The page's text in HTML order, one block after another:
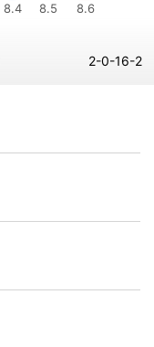
8.4
8.5
8.6
2-0-16-2